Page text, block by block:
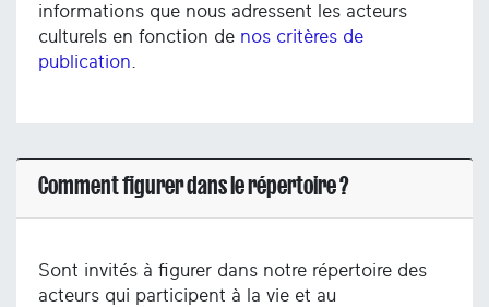
informations que nous adressent les acteurs
culturels en fonction de nos critères de
publication
Comment figurer dans le répertoire ?
Sont invités à figurer dans notre répertoire des
acteurs qui participent à la vie et au